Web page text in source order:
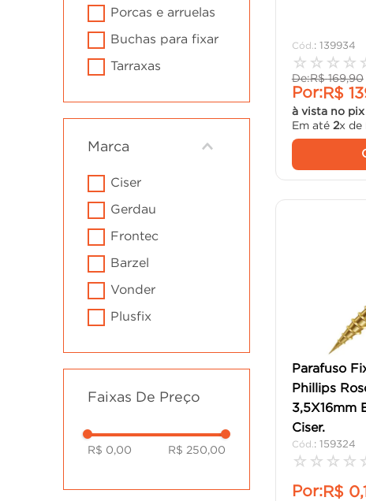
porcas e arruelas
buchas para fixar
tarraxas
Marca
ciser
gerdau
frontec
barzel
vonder
plusfix
pinceis atlas s a
tambasa
brasil
Faixas De Preço
R$ 0,00 R$ 250,00
: 139934
☆ ☆ ☆ ☆
De:R$ 169,90
Por:R$
à vista no pix
Em até 2x de
Parafuso
Phillips
3,5X16mm
Ciser.
: 159324
☆ ☆ ☆ ☆
Por:R$ 0,